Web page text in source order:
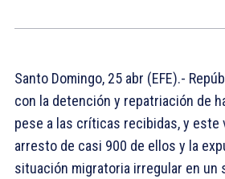
Santo Domingo, 25 abr (EFE).-
con la detención y repatriación de
pese a las críticas recibidas, y este
arresto de casi 900 de ellos y la
situación migratoria irregular en un